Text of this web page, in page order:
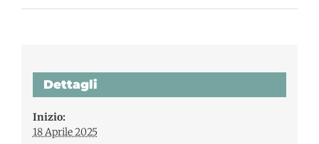
Dettagli
Inizio:
18 Aprile 2025